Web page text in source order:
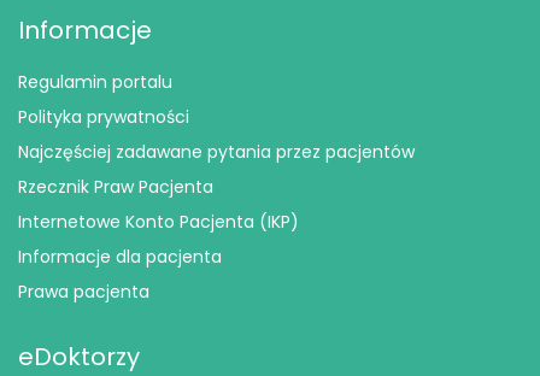
Informacje
Regulamin portalu
Polityka prywatności
Najczęściej zadawane pytania przez pacjentów
Rzecznik Praw Pacjenta
Internetowe Konto Pacjenta (IKP)
Informacje dla pacjenta
Prawa pacjenta
eDoktorzy